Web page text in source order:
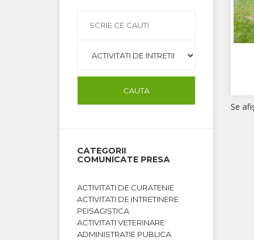
CATEGORII
COMUNICATE PRESA
ACTIVITATI DE CURATENIE
ACTIVITATI DE INTRETINERE
PEISAGISTICA
ACTIVITATI VETERINARE
ADMINISTRATIE PUBLICA
Se